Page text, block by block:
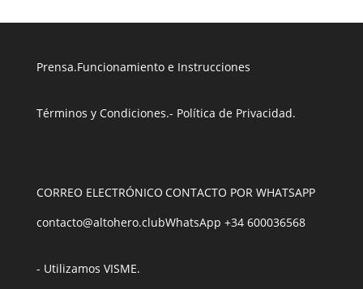
Prensa.Funcionamiento e Instrucciones
Términos y Condiciones.- Política de Privacidad.
CORREO ELECTRÓNICO
contacto@altohero.club
CONTACTO POR WHATSAPP
WhatsApp +34 600036568
- Utilizamos VISME.